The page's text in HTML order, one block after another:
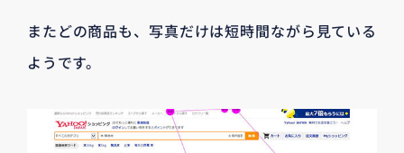
またどの商品も、写真だけは短時間ながら見ている
ようです。